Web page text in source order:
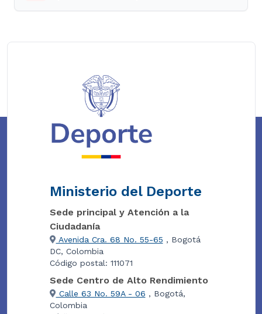
Ministerio del Deporte
Sede principal y Atención a la
Ciudadanía
Avenida Cra. 68 No. 55-65 , Bogotá
DC, Colombia
Código postal: 111071
Sede Centro de Alto Rendimiento
Calle 63 No. 59A - 06 , Bogotá,
Colombia